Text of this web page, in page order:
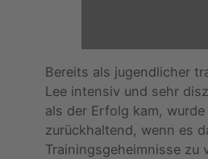
Bereits als jugendlicher
Lee intensiv und sehr
als der Erfolg kam, wurde
zurückhaltend, wenn es
Trainingsgeheimnisse zu